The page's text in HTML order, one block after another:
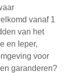
vanaf 1
van het
en Ieper,
voor
garanderen?